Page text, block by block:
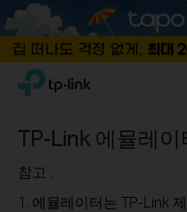
Click
the
navigation
TP-Link, Reliably Smart
TP-Link 에뮬레이
참고 :
1. 에뮬레이터는 TP-Link